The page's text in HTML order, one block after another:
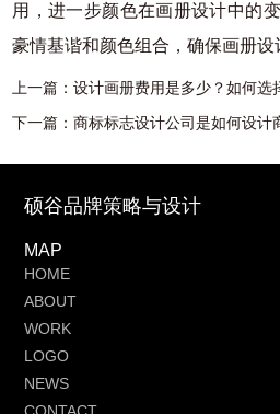
用，进一步颜色在画册设计中的
豪情基谐和颜色组合，确保画册设
上一篇：设计画册费用是多少？如何选
下一篇：商标标志设计公司是如何设计
硕谷品牌策略与设计
MAP
HOME
ABOUT
WORK
LOGO
NEWS